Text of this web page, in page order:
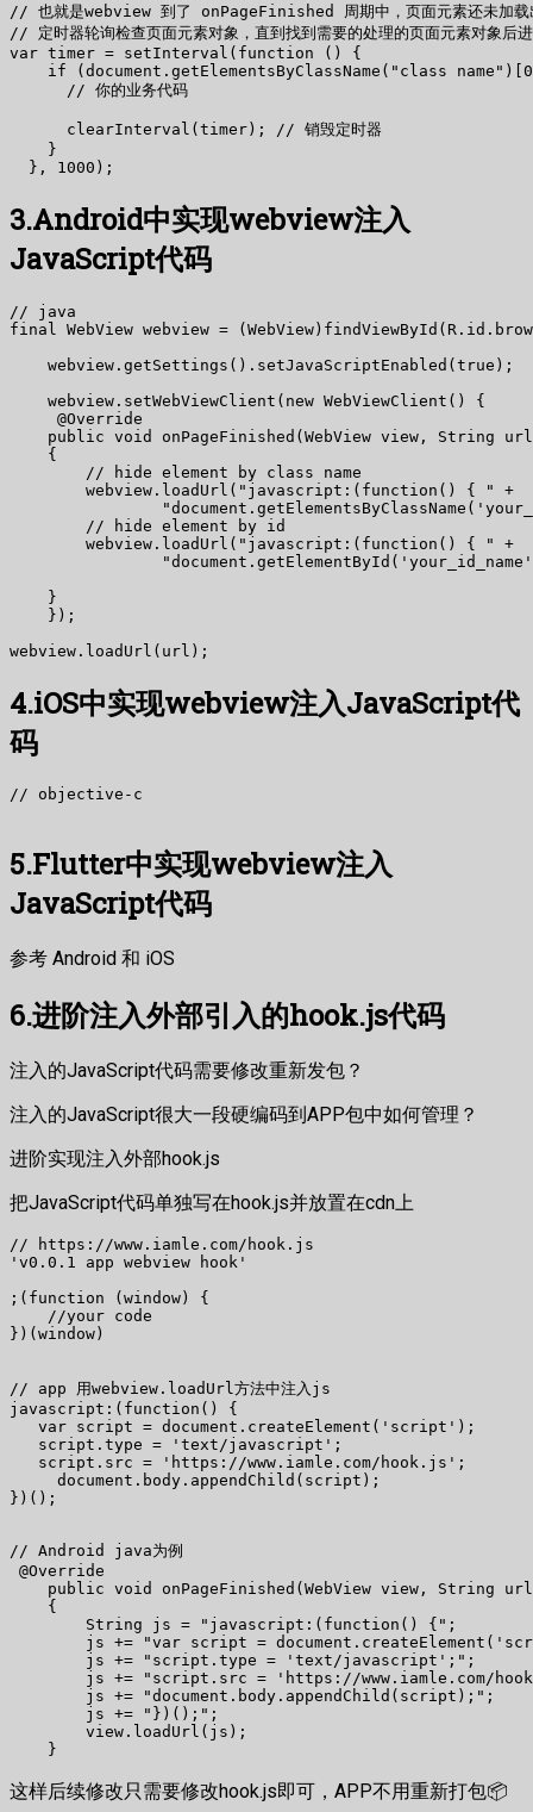
// 也就是webview 到了 onPageFinished 周期中，页面元素还未加载
// 定时器轮询检查页面元素对象，直到找到需要的处理的页面元素对象后
var timer = setInterval(function () {
if (document.getElementsByClassName("class
      // 你的业务代码
      clearInterval(timer); // 销毁定时器
    }
3.Android中实现webview注入
JavaScript代码
// java
final WebView webview =
    webview.getSettings().setJavaScriptEnabled(true);
    webview.setWebViewClient(new WebViewClient() {
     @Override
public void onPageFinished(WebView view, String
    {
        // hide element by class name
        webview.loadUrl("javascript:(function() { " +
        // hide element by id
        webview.loadUrl("javascript:(function() { " +
    }
    });
4.iOS中实现webview注入JavaScript代
码
// objective-c
5.Flutter中实现webview注入
JavaScript代码
参考 Android 和 iOS
6.进阶注入外部引入的hook.js代码
注入的JavaScript代码需要修改重新发包？
注入的JavaScript很大一段硬编码到APP包中如何管理？
进阶实现注入外部hook.js
把JavaScript代码单独写在hook.js并放置在cdn上
// https://www.iamle.com/hook.js
'v0.0.1 app webview hook'
;(function (window) {
    //your code
})(window)
// app 用webview.loadUrl方法中注入js
javascript:(function() {
   var script = document.createElement('script');
   script.type = 'text/javascript';
   script.src = 'https://www.iamle.com/hook.js';
     document.body.appendChild(script);
})();
// Android java为例
@Override
public void onPageFinished(WebView view, String
    {
        String js = "javascript:(function() {";
js += "var script =
        js += "script.type = 'text/javascript';";
js += "script.src = 'https://www.iamle.com/
        js += "document.body.appendChild(script);";
        js += "})();";
        view.loadUrl(js);
这样后续修改只需要修改hook.js即可，APP不用重新打包📦